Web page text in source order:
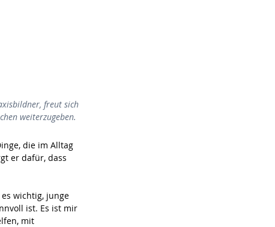
freut sich
weiterzugeben.
die im Alltag
er dafür, dass
wichtig, junge
ist. Es ist mir
mit